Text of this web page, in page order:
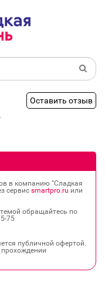
Оставить отзыв
в компанию "Сладкая
сервис smartpro.ru или
обращайтесь по
публичной офертой.
прохождении